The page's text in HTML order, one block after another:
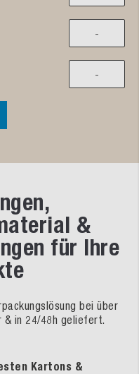
&
für Ihre
bei über
& in 24/48h geliefert.
Kartons &